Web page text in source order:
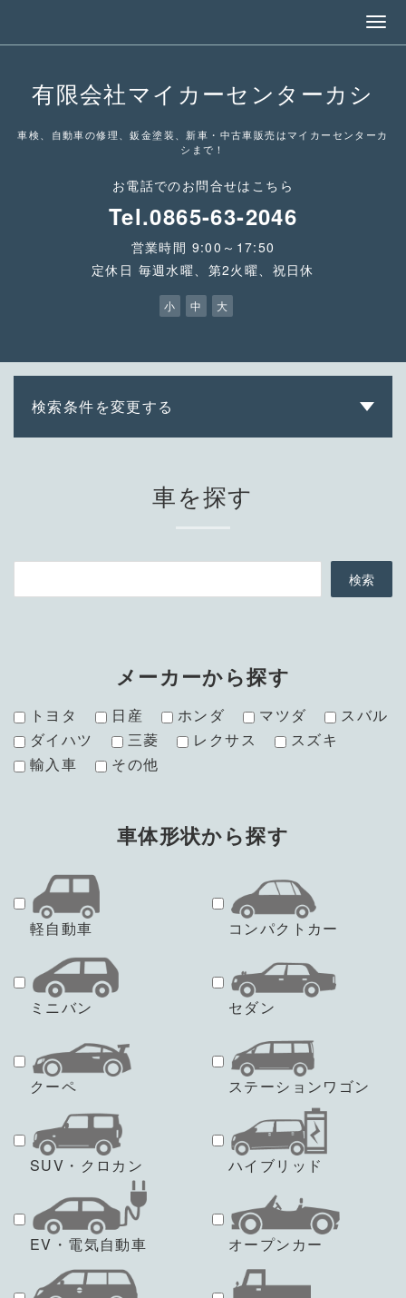
有限会社マイカーセンターカシ
車検、自動車の修理、鈑金塗装、新車・中古車販売はマイカーセンターカ
シまで！
お電話でのお問合せはこちら
Tel.0865-63-2046
営業時間 9:00～17:50
定休日 毎週水曜、第2火曜、祝日休
小 中 大
検索条件を変更する
車を探す
メーカーから探す
トヨタ 日産 ホンダ マツダ
スバル
ダイハツ
三菱 レクサス
スズキ
輸入車
その他
車体形状から探す
軽自動車 コンパクトカー
ミニバン セダン
クーペ ステーションワゴン
SUV・クロカン ハイブリッド
EV・電気自動車 オープンカー